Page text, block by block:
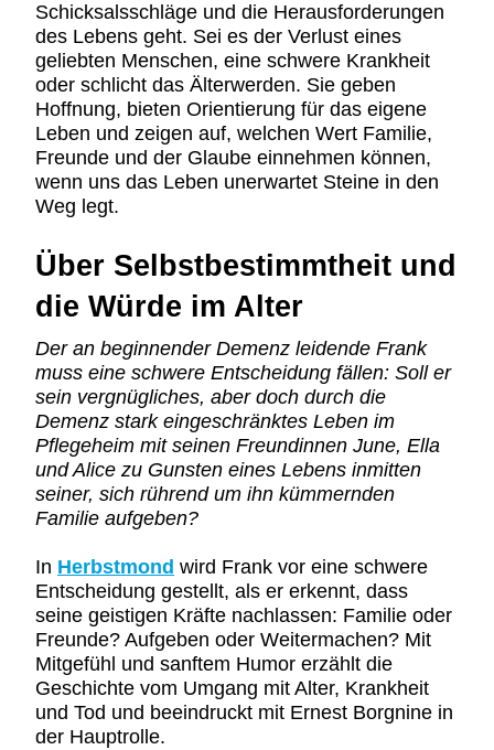
Schicksalsschläge und die Herausforderungen
des Lebens geht. Sei es der Verlust eines
geliebten Menschen, eine schwere Krankheit
oder schlicht das Älterwerden. Sie geben
Hoffnung, bieten Orientierung für das eigene
Leben und zeigen auf, welchen Wert Familie,
Freunde und der Glaube einnehmen können,
wenn uns das Leben unerwartet Steine in den
Weg legt.
Über Selbstbestimmtheit und
die Würde im Alter
Der an beginnender Demenz leidende Frank
muss eine schwere Entscheidung fällen: Soll er
sein vergnügliches, aber doch durch die
Demenz stark eingeschränktes Leben im
Pflegeheim mit seinen Freundinnen June, Ella
und Alice zu Gunsten eines Lebens inmitten
seiner, sich rührend um ihn kümmernden
Familie aufgeben?
In Herbstmond wird Frank vor eine schwere
Entscheidung gestellt, als er erkennt, dass
seine geistigen Kräfte nachlassen: Familie oder
Freunde? Aufgeben oder Weitermachen? Mit
Mitgefühl und sanftem Humor erzählt die
Geschichte vom Umgang mit Alter, Krankheit
und Tod und beeindruckt mit Ernest Borgnine in
der Hauptrolle.